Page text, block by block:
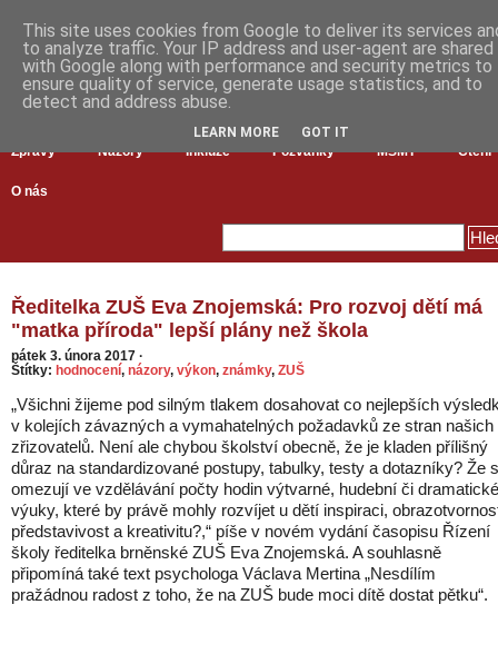
Zprávy Názory Inkluze Pozvánky MŠMT Čtení
O nás
Ředitelka ZUŠ Eva Znojemská: Pro rozvoj dětí má
"matka příroda" lepší plány než škola
pátek 3. února 2017 ·
Štítky: hodnocení, názory, výkon, známky, ZUŠ
„Všichni žijeme pod silným tlakem dosahovat co nejlepších
v kolejích závazných a vymahatelných požadavků ze stran našich
zřizovatelů. Není ale chybou školství obecně, že je kladen přílišný
důraz na standardizované postupy, tabulky, testy a dotazníky? Že
omezují ve vzdělávání počty hodin výtvarné, hudební či dramatické
výuky, které by právě mohly rozvíjet u dětí inspiraci,
představivost a kreativitu?,“ píše v novém vydání časopisu Řízení
školy ředitelka brněnské ZUŠ Eva Znojemská. A souhlasně
připomíná také text psychologa Václava Mertina „Nesdílím
pražádnou radost z toho, že na ZUŠ bude moci dítě dostat pětku“.
This site uses cookies from Google to deliver its services
to analyze traffic. Your IP address and user-agent are shared
with Google along with performance and security metrics to
ensure quality of service, generate usage statistics, and to
detect and address abuse.
LEARN MORE GOT IT